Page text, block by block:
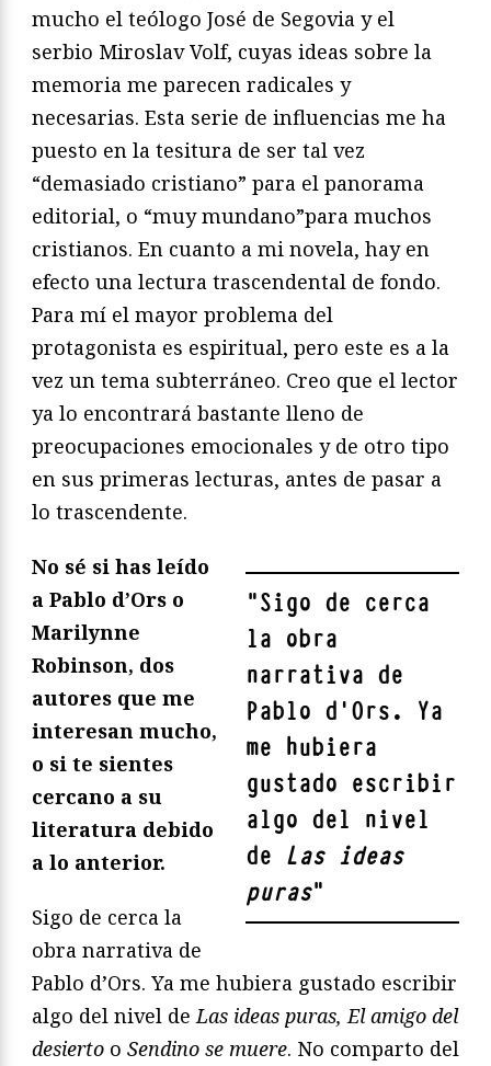
mucho el teólogo José de Segovia y el
serbio Miroslav Volf, cuyas ideas sobre la
memoria me parecen radicales y
necesarias. Esta serie de influencias me ha
puesto en la tesitura de ser tal vez
“demasiado cristiano” para el panorama
editorial, o “muy mundano”para muchos
cristianos. En cuanto a mi novela, hay en
efecto una lectura trascendental de fondo.
Para mí el mayor problema del
protagonista es espiritual, pero este es a la
vez un tema subterráneo. Creo que el lector
ya lo encontrará bastante lleno de
preocupaciones emocionales y de otro tipo
en sus primeras lecturas, antes de pasar a
lo trascendente.
"Sigo de cerca
la obra
narrativa de
Pablo d'Ors. Ya
me hubiera
gustado escribir
algo del nivel
de Las ideas
puras"
No sé si has leído
a Pablo d’Ors o
Marilynne
Robinson, dos
autores que me
interesan mucho,
o si te sientes
cercano a su
literatura debido
a lo anterior.
Sigo de cerca la
obra narrativa de
Pablo d’Ors. Ya me hubiera gustado escribir
algo del nivel de Las ideas puras, El amigo del
desierto o Sendino se muere. No comparto del